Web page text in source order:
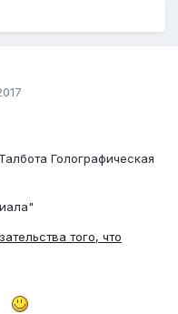
Голографическая
того, что